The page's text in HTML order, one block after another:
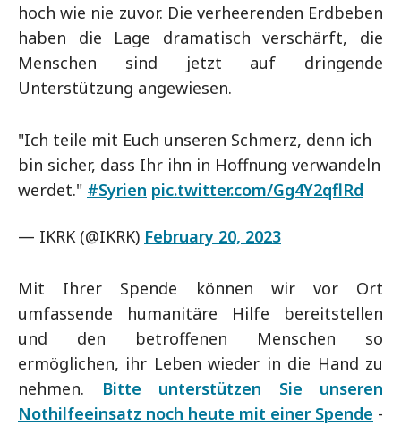
hoch wie nie zuvor. Die verheerenden Erdbeben
haben die Lage dramatisch verschärft, die
Menschen sind jetzt auf dringende
Unterstützung angewiesen.
"Ich teile mit Euch unseren Schmerz, denn ich
bin sicher, dass Ihr ihn in Hoffnung verwandeln
werdet." #Syrien pic.twitter.com/Gg4Y2qflRd
— IKRK (@IKRK) February 20, 2023
Mit Ihrer Spende können wir vor Ort
umfassende humanitäre Hilfe bereitstellen
und den betroffenen Menschen so
ermöglichen, ihr Leben wieder in die Hand zu
nehmen.
Bitte unterstützen Sie unseren
Nothilfeeinsatz noch heute mit einer Spende -